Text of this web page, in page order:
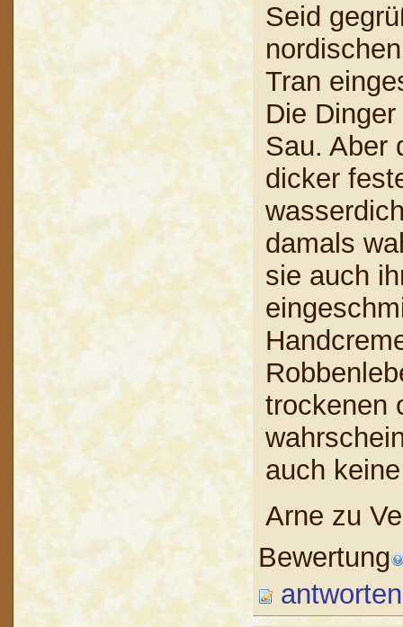
Seid
Tran
Die
Sau. Aber
dicker
damals
sie auch
trockenen
auch
Arne zu
Bewertung
antworten